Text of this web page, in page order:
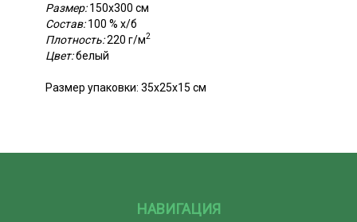
Размер:150х300 см
Состав:100 % х/б
Плотность:220 г/м2
Цвет:белый
Размер упаковки: 35х25х15 см
НАВИГАЦИЯ